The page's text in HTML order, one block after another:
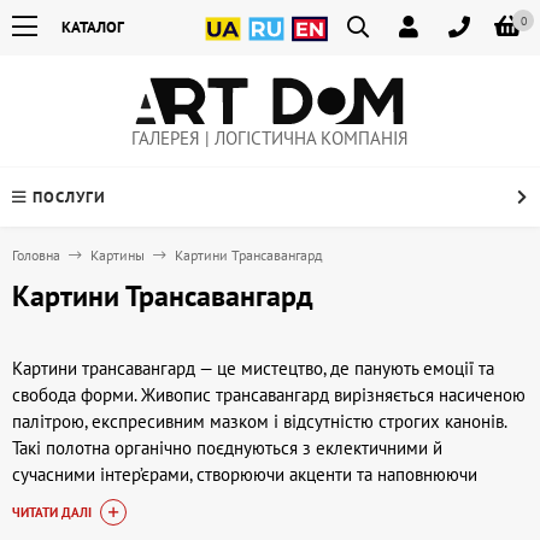
0
КАТАЛОГ
ГАЛЕРЕЯ | ЛОГІСТИЧНА КОМПАНІЯ
ПОСЛУГИ
Головна Картины Картини Трансавангард
Картини Трансавангард
Картини трансавангард — це мистецтво, де панують емоції та
свобода форми. Живопис трансавангард вирізняється насиченою
палітрою, експресивним мазком і відсутністю строгих канонів.
Такі полотна органічно поєднуються з еклектичними й
сучасними інтер’єрами, створюючи акценти та наповнюючи
простір енергією. У галереї Артдом (artdom.com.ua) можна
купити картину трансавангард для дому чи колекції.
ЧИТАТИ ДАЛІ